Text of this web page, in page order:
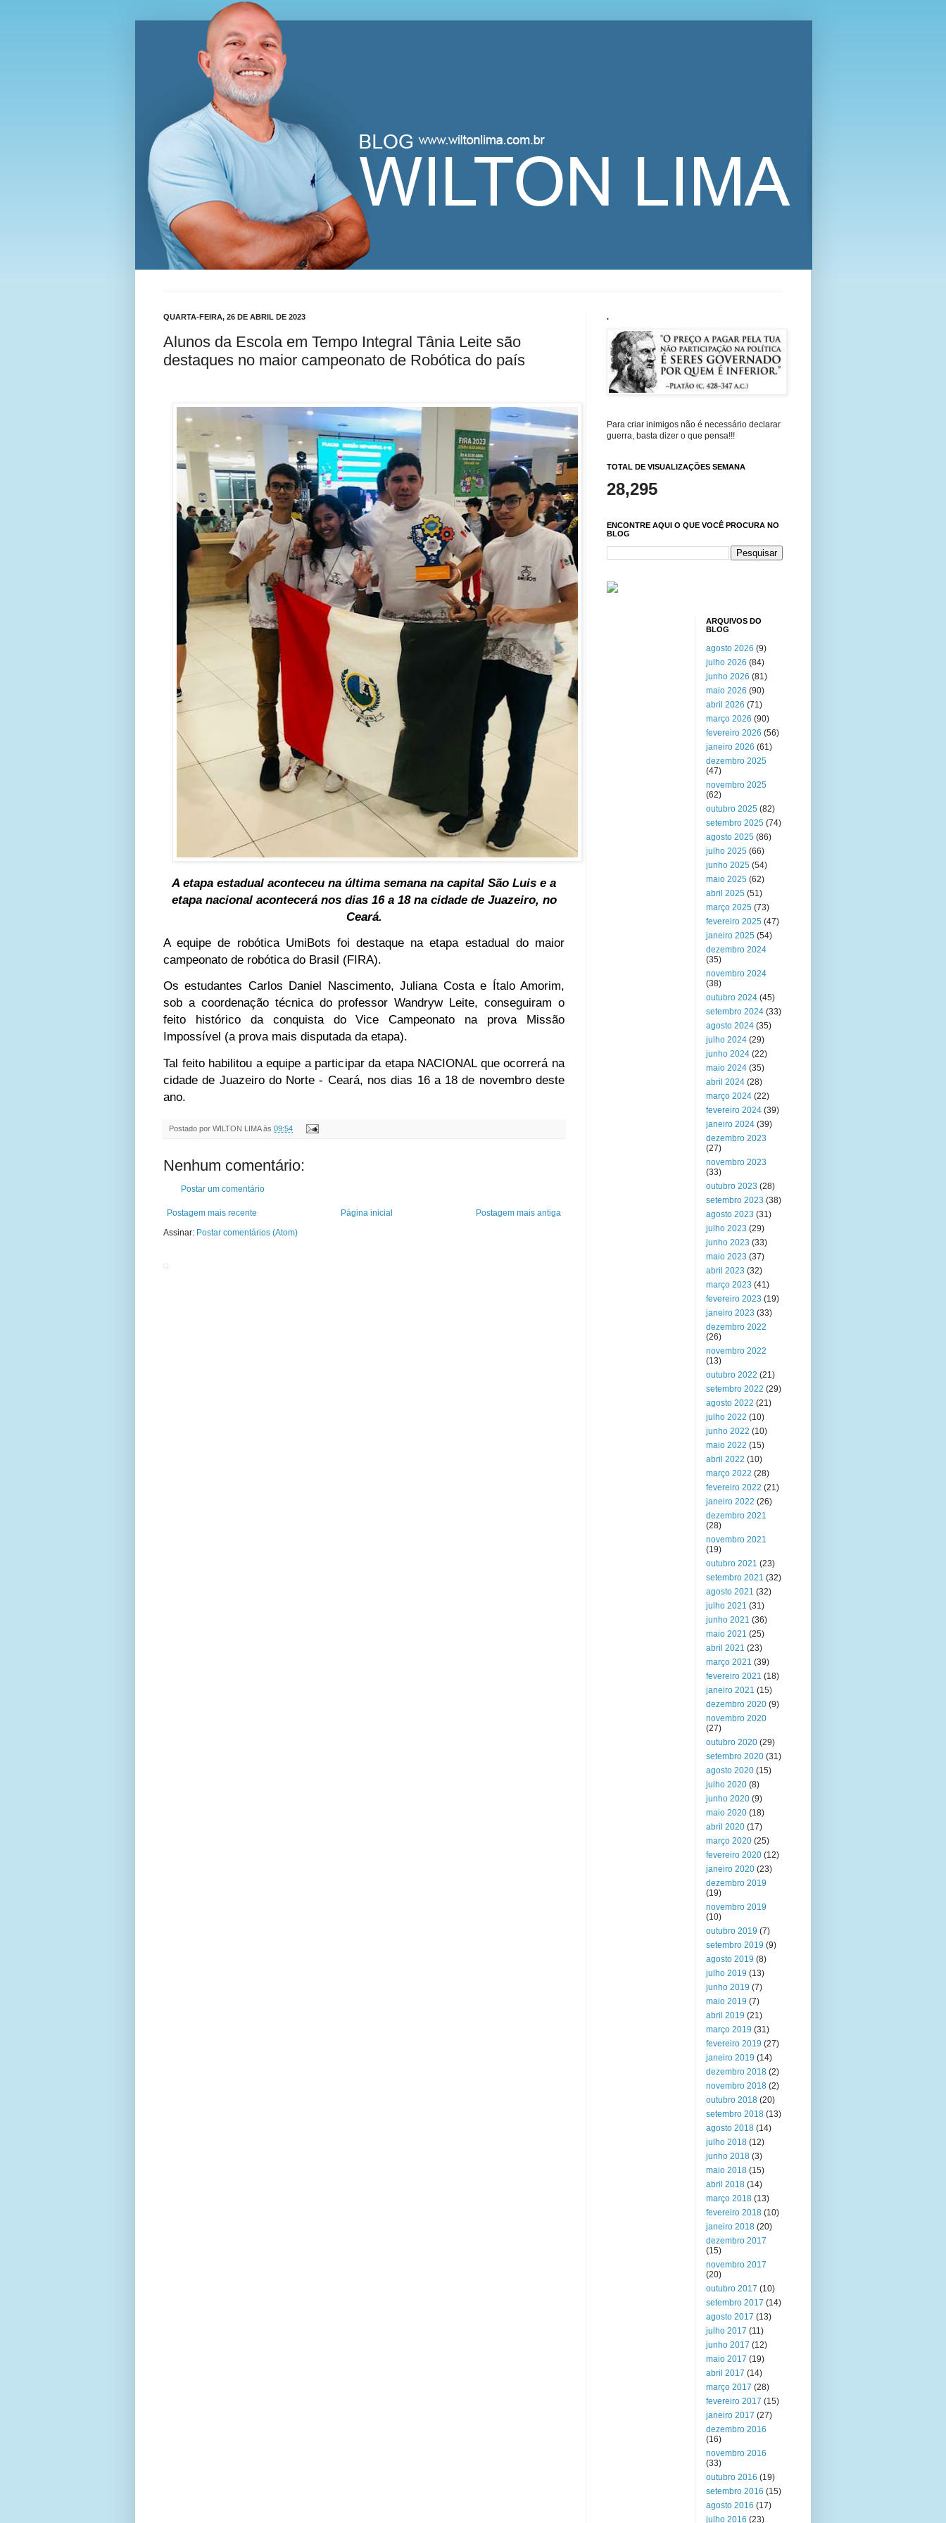
Blog Wilton Lima
QUARTA-FEIRA, 26 DE ABRIL DE 2023
Alunos da Escola em Tempo Integral Tânia Leite são
destaques no maior campeonato de Robótica do país
A etapa estadual aconteceu na última semana na capital São Luis e a
etapa nacional acontecerá nos dias 16 a 18 na cidade de Juazeiro, no
Ceará.
A equipe de robótica UmiBots foi destaque na etapa estadual do maior
campeonato de robótica do Brasil (FIRA).
Os estudantes Carlos Daniel Nascimento, Juliana Costa e Ítalo Amorim,
sob a coordenação técnica do professor Wandryw Leite, conseguiram o
feito histórico da conquista do Vice Campeonato na prova Missão
Impossível (a prova mais disputada da etapa).
Tal feito habilitou a equipe a participar da etapa NACIONAL que ocorrerá na
cidade de Juazeiro do Norte - Ceará, nos dias 16 a 18 de novembro deste
ano.
Postado por WILTON LIMA às 09:54
Nenhum comentário:
Postar um comentário
Postagem mais recente Postagem mais antiga
Página inicial
Assinar: Postar comentários (Atom)
.
Para criar inimigos não é necessário declarar
guerra, basta dizer o que pensa!!!
TOTAL DE VISUALIZAÇÕES SEMANA
28,295
ENCONTRE AQUI O QUE VOCÊ PROCURA NO
BLOG
ARQUIVOS DO
BLOG
agosto 2026 (9)
julho 2026 (84)
junho 2026 (81)
maio 2026 (90)
abril 2026 (71)
março 2026 (90)
fevereiro 2026 (56)
janeiro 2026 (61)
dezembro 2025
(47)
novembro 2025
(62)
outubro 2025 (82)
setembro 2025 (74)
agosto 2025 (86)
julho 2025 (66)
junho 2025 (54)
maio 2025 (62)
abril 2025 (51)
março 2025 (73)
fevereiro 2025 (47)
janeiro 2025 (54)
dezembro 2024
(35)
novembro 2024
(38)
outubro 2024 (45)
setembro 2024 (33)
agosto 2024 (35)
julho 2024 (29)
junho 2024 (22)
maio 2024 (35)
abril 2024 (28)
março 2024 (22)
fevereiro 2024 (39)
janeiro 2024 (39)
dezembro 2023
(27)
novembro 2023
(33)
outubro 2023 (28)
setembro 2023 (38)
agosto 2023 (31)
julho 2023 (29)
junho 2023 (33)
maio 2023 (37)
abril 2023 (32)
março 2023 (41)
fevereiro 2023 (19)
janeiro 2023 (33)
dezembro 2022
(26)
novembro 2022
(13)
outubro 2022 (21)
setembro 2022 (29)
agosto 2022 (21)
julho 2022 (10)
junho 2022 (10)
maio 2022 (15)
abril 2022 (10)
março 2022 (28)
fevereiro 2022 (21)
janeiro 2022 (26)
dezembro 2021
(28)
novembro 2021
(19)
outubro 2021 (23)
setembro 2021 (32)
agosto 2021 (32)
julho 2021 (31)
junho 2021 (36)
maio 2021 (25)
abril 2021 (23)
março 2021 (39)
fevereiro 2021 (18)
janeiro 2021 (15)
dezembro 2020 (9)
novembro 2020
(27)
outubro 2020 (29)
setembro 2020 (31)
agosto 2020 (15)
julho 2020 (8)
junho 2020 (9)
maio 2020 (18)
abril 2020 (17)
março 2020 (25)
fevereiro 2020 (12)
janeiro 2020 (23)
dezembro 2019
(19)
novembro 2019
(10)
outubro 2019 (7)
setembro 2019 (9)
agosto 2019 (8)
julho 2019 (13)
junho 2019 (7)
maio 2019 (7)
abril 2019 (21)
março 2019 (31)
fevereiro 2019 (27)
janeiro 2019 (14)
dezembro 2018 (2)
novembro 2018 (2)
outubro 2018 (20)
setembro 2018 (13)
agosto 2018 (14)
julho 2018 (12)
junho 2018 (3)
maio 2018 (15)
abril 2018 (14)
março 2018 (13)
fevereiro 2018 (10)
janeiro 2018 (20)
dezembro 2017
(15)
novembro 2017
(20)
outubro 2017 (10)
setembro 2017 (14)
agosto 2017 (13)
julho 2017 (11)
junho 2017 (12)
maio 2017 (19)
abril 2017 (14)
março 2017 (28)
fevereiro 2017 (15)
janeiro 2017 (27)
dezembro 2016
(16)
novembro 2016
(33)
outubro 2016 (19)
setembro 2016 (15)
agosto 2016 (17)
julho 2016 (23)